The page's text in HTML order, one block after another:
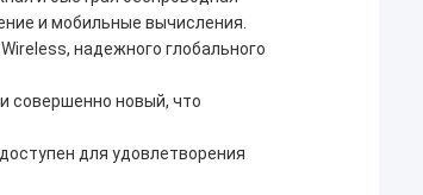
и мобильные вычисления.
надежного глобального
совершенно новый, что
для удовлетворения